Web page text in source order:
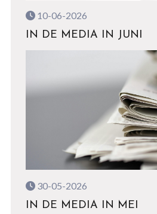
10-06-2026
IN DE MEDIA IN JUNI
30-05-2026
IN DE MEDIA IN MEI